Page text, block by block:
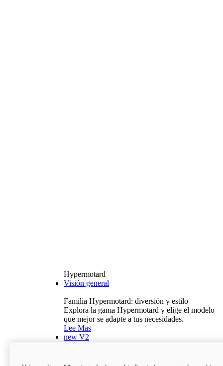
Hypermotard
Visión general
Familia Hypermotard: diversión y estilo
Explora la gama Hypermotard y elige el modelo
que mejor se adapte a tus necesidades.
Lee Mas
new V2
120,4 hp
Potencia